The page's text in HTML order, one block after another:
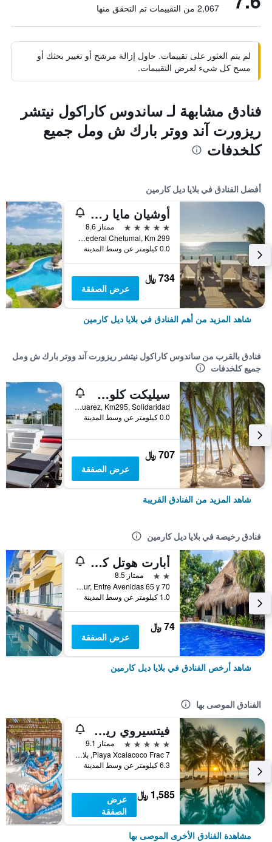
2,067 من التقييمات تم التحقق منها
لم يتم العثور على تقييمات. حاول إزالة مرشح أو تغيير بحثك أو
مسح كل شيء لعرض التقييمات.
فنادق مشابهة لـ ساندوس كاراكول نيتشر
ريزورت آند ووتر بارك ش ومل جميع
كلخدفات
أفضل الفنادق في بلايا ديل كارمين
أوشيان مايا رويالي - ٔلبالتس أونلي - شامامل جميع الخدمات
5 نجوم
ممتاز 8.6
Carretera Federal Chetumal, Km 299, بلايا ديل كارمين, ولاية كينتانا رو, المكسيك
0.0 كيلومتر عن وسط المدينة
734 ﷼
عرض الصفقة
شاهد المزيد من أهم الفنادق في بلايا ديل كارمين
فنادق بالقرب من ساندوس كاراكول نيتشر ريزورت آند ووتر بارك ش ومل
جميع كلخدفات
سيليكت كلوب آت ساندوس كاراكول أول جمين كلسدفت - لبالغس أونلي أريا
Carretera Chetumal Pto Juarez, Km295, Solidaridad, بلايا ديل كارمين, ولاية كينتانا رو, المكسيك
0.0 كيلومتر عن وسط المدينة
707 ﷼
عرض الصفقة
شاهد المزيد من الفنادق القريبة
فنادق رخيصة في بلايا ديل كارمين
أبارت هوتل كاسايجيدو
2 نجمتين
ممتاز 8.5
Calle 3 Sur, Entre Avenidas 65 y 70, بلايا ديل كارمين, ولاية كينتانا رو, المكسيك
1.0 كيلومتر عن وسط المدينة
74 ﷼
عرض الصفقة
شاهد أرخص الفنادق في بلايا ديل كارمين
الفنادق الموصى بها
فيتسيروي ريفييرا مايا، أيه لاكشري فيلا ريزورت - لبالغين فقط
5 نجوم
ممتاز 9.1
Playa Xcalacoco Frac 7, بلايا ديل كارمين, ولاية كينتانا رو, المكسيك
6.3 كيلومتر عن وسط المدينة
1,585 ﷼
عرض
الصفقة
مشاهدة الفنادق الأخرى الموصى بها